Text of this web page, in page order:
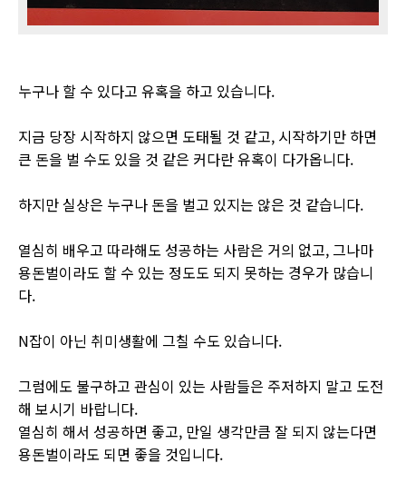
누구나 할 수 있다고 유혹을 하고 있습니다.
지금 당장 시작하지 않으면 도태될 것 같고, 시작하기만 하면
큰 돈을 벌 수도 있을 것 같은 커다란 유혹이 다가옵니다.
하지만 실상은 누구나 돈을 벌고 있지는 않은 것 같습니다.
열심히 배우고 따라해도 성공하는 사람은 거의 없고, 그나마
용돈벌이라도 할 수 있는 정도도 되지 못하는 경우가 많습니
다.
N잡이 아닌 취미생활에 그칠 수도 있습니다.
그럼에도 불구하고 관심이 있는 사람들은 주저하지 말고 도전
해 보시기 바랍니다.
열심히 해서 성공하면 좋고, 만일 생각만큼 잘 되지 않는다면
용돈벌이라도 되면 좋을 것입니다.